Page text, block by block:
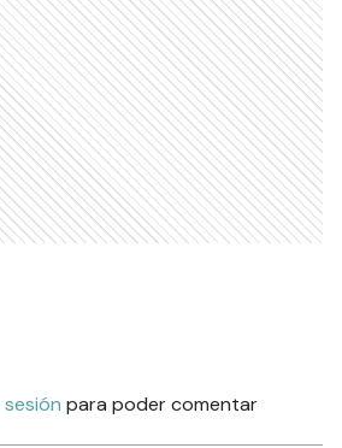
para poder comentar